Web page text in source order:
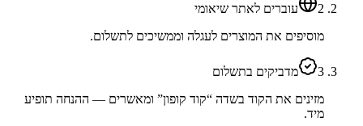
2
עוברים לאתר שיאומי
מוסיפים את המוצרים לעגלה וממשיכים לתשלום.
3
מדביקים בתשלום
מזינים את הקוד בשדה “קוד קופון” ומאשרים — ההנחה תופיע
מיד.